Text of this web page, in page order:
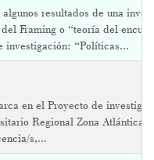
resultados de una
Framing o “teoría del
investigación: “Políticas...
en el Proyecto de
Regional Zona Atlántica,
s,...